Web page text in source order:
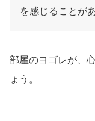
を感じることが
部屋のヨゴレが、
ょう。